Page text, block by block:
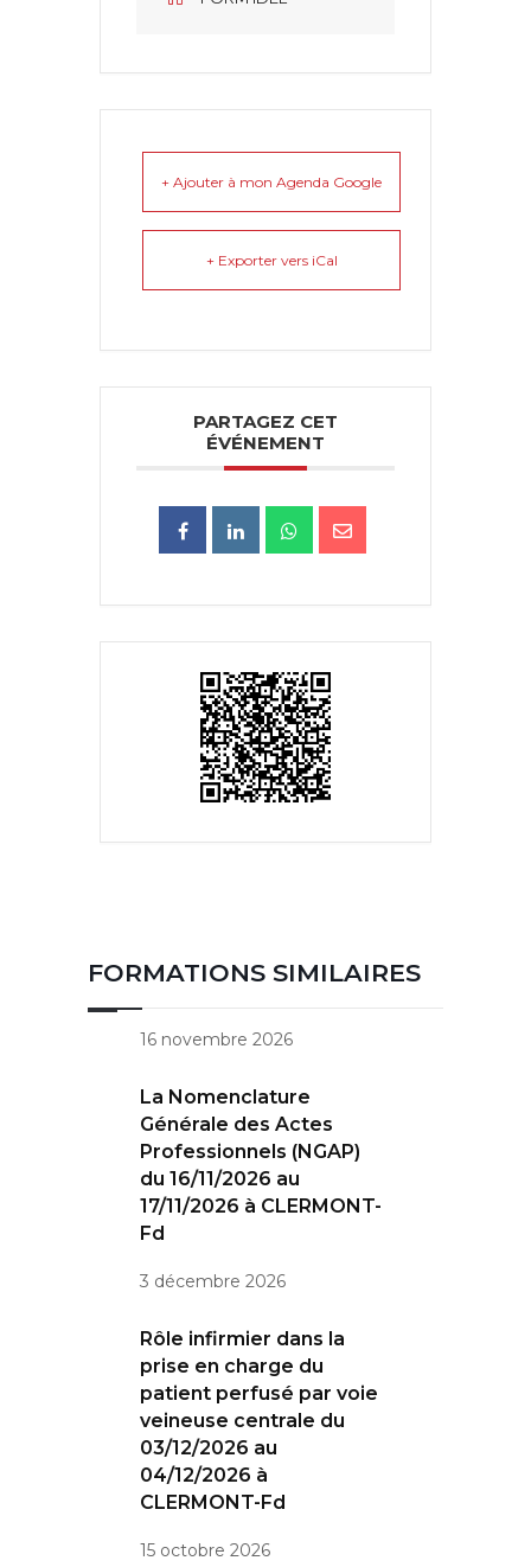
+ Ajouter à mon Agenda Google
+ Exporter vers iCal
PARTAGEZ CET
ÉVÉNEMENT
FORMATIONS SIMILAIRES
16 novembre 2026
La Nomenclature
Générale des Actes
Professionnels (NGAP)
du 16/11/2026 au
17/11/2026 à CLERMONT-
Fd
3 décembre 2026
Rôle infirmier dans la
prise en charge du
patient perfusé par voie
veineuse centrale du
03/12/2026 au
04/12/2026 à
CLERMONT-Fd
15 octobre 2026